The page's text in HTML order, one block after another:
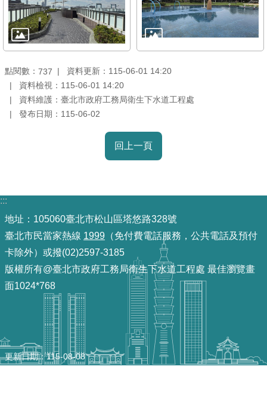
資
訊
安
全
政
聯
見
箱
點閱數： 737
資料更新：115-06-01 14:20
資料檢視：115-06-01 14:20
資料維護：臺北市政府工務局衛生下水道工程處
發布日期：115-06-02
回上一頁
:::
地址：105060臺北市松山區塔悠路328號
臺北市民當家熱線 1999 （免付費電話服務，公共電話及預付
卡除外）或撥(02)2597-3185
版權所有@臺北市政府工務局衛生下水道工程處 最佳瀏覽畫
面1024*768
更新日期 115-08-08